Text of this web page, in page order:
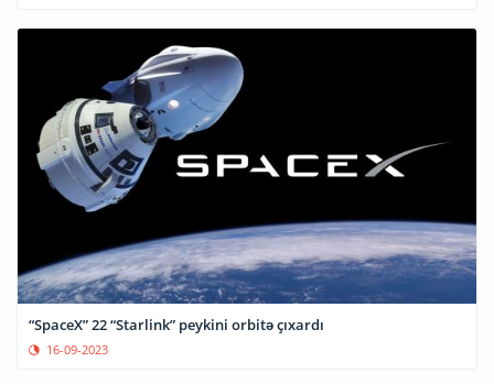
“SpaceX” 22 “Starlink” peykini orbitə çıxardı
16-09-2023